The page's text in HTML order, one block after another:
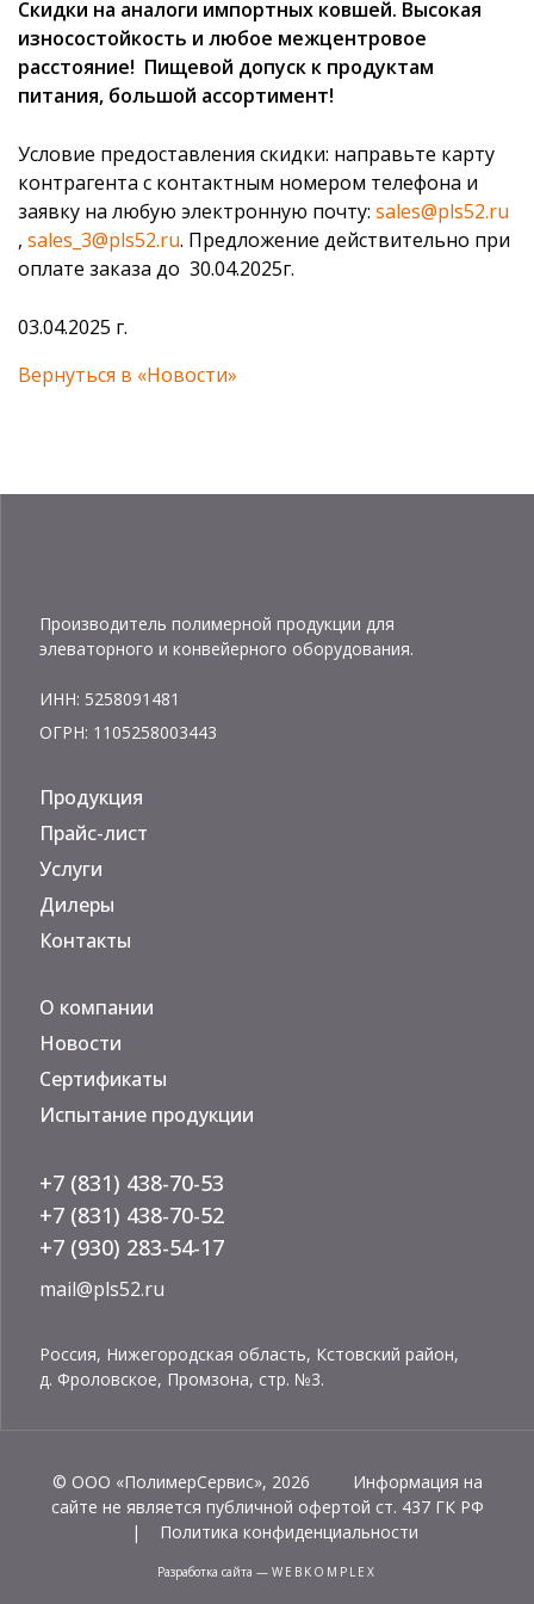
Подвижные шаровые насадки РАВ®
Бильные пальцы
mail@pls52.ru
Россия, Нижегородская область, Кстовский район,
д. Фроловское, Промзона, стр. №3 (территория базы
Скидки на аналоги импортных ковшей. Высокая
износостойкость и любое межцентровое
расстояние! Пищевой допуск к продуктам
питания, большой ассортимент!
Условие предоставления скидки: направьте карту
контрагента с контактным номером телефона и
заявку на любую электронную почту: sales@pls52.ru
, sales_3@pls52.ru. Предложение действительно при
оплате заказа до 30.04.2025г.
03.04.2025 г.
Вернуться в «Новости»
Производитель полимерной продукции для
элеваторного и конвейерного оборудования.
ИНН: 5258091481
ОГРН: 1105258003443
Продукция
Прайс-лист
Услуги
Дилеры
Контакты
О компании
Новости
Сертификаты
Испытание продукции
+7 (831) 438-70-53
+7 (831) 438-70-52
+7 (930) 283-54-17
mail@pls52.ru
Россия, Нижегородская область, Кстовский район,
д. Фроловское, Промзона, стр. №3.
© ООО «ПолимерСервис», 2026 Информация на
сайте не является публичной офертой ст. 437 ГК РФ
| Политика конфиденциальности
разработка сайта — WEBKOMPLEX